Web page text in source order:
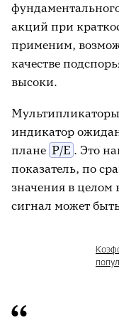
акций при
применим,
качестве
высоки.
индикатор
плане P/E . Это
показатель, по
значения в
сигнал может